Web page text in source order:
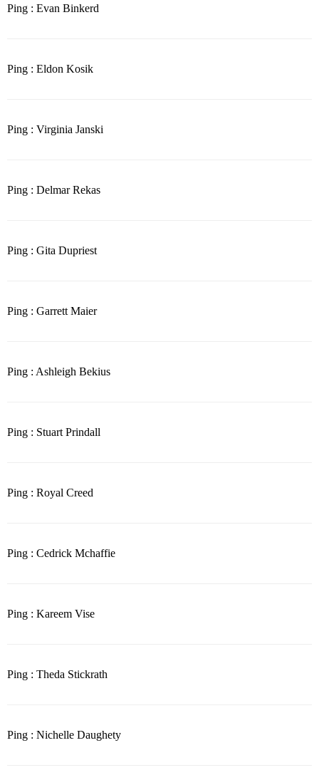
Ping : Evan Binkerd
Ping : Eldon Kosik
Ping : Virginia Janski
Ping : Delmar Rekas
Ping : Gita Dupriest
Ping : Garrett Maier
Ping : Ashleigh Bekius
Ping : Stuart Prindall
Ping : Royal Creed
Ping : Cedrick Mchaffie
Ping : Kareem Vise
Ping : Theda Stickrath
Ping : Nichelle Daughety